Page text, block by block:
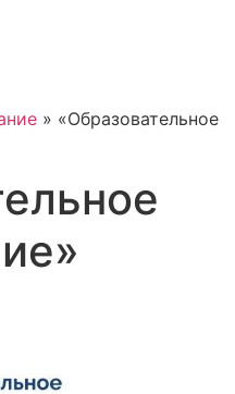
» «Образовательное